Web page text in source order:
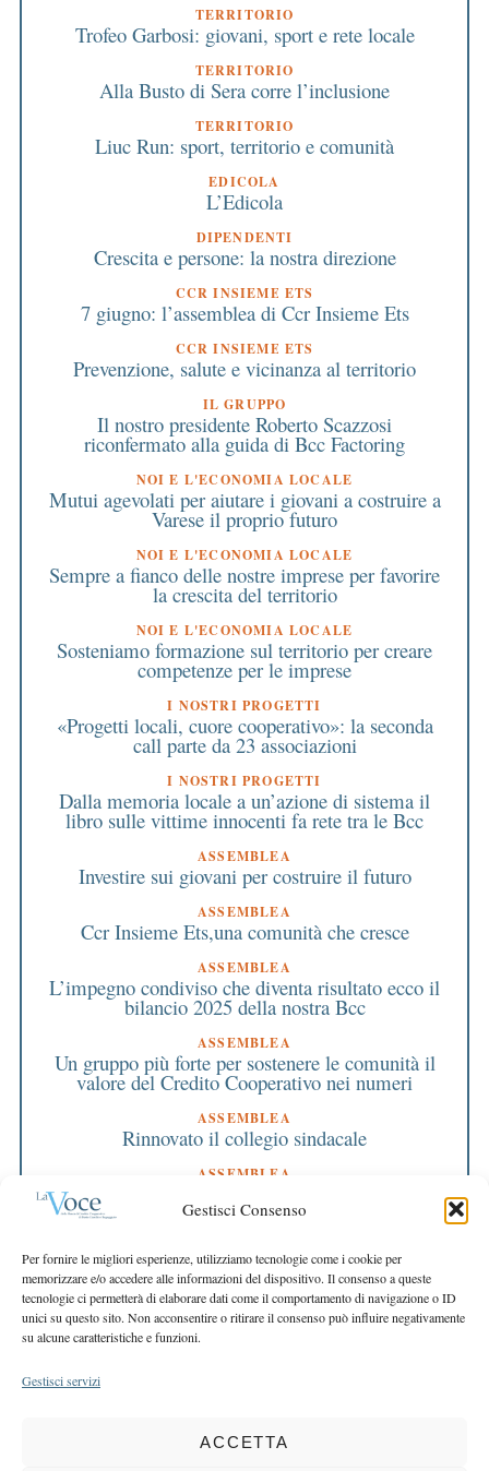
Gestisci Consenso
Per fornire le migliori esperienze, utilizziamo tecnologie come i cookie per
memorizzare e/o accedere alle informazioni del dispositivo. Il consenso a queste
tecnologie ci permetterà di elaborare dati come il comportamento di navigazione o ID
unici su questo sito. Non acconsentire o ritirare il consenso può influire negativamente
su alcune caratteristiche e funzioni.
Gestisci servizi
ACCETTA
TERRITORIO
Trofeo Garbosi: giovani, sport e rete locale
TERRITORIO
Alla Busto di Sera corre l’inclusione
TERRITORIO
Liuc Run: sport, territorio e comunità
EDICOLA
L’Edicola
DIPENDENTI
Crescita e persone: la nostra direzione
CCR INSIEME ETS
7 giugno: l’assemblea di Ccr Insieme Ets
CCR INSIEME ETS
Prevenzione, salute e vicinanza al territorio
IL GRUPPO
Il nostro presidente Roberto Scazzosi
riconfermato alla guida di Bcc Factoring
NOI E L'ECONOMIA LOCALE
Mutui agevolati per aiutare i giovani a costruire a
Varese il proprio futuro
NOI E L'ECONOMIA LOCALE
Sempre a fianco delle nostre imprese per favorire
la crescita del territorio
NOI E L'ECONOMIA LOCALE
Sosteniamo formazione sul territorio per creare
competenze per le imprese
I NOSTRI PROGETTI
«Progetti locali, cuore cooperativo»: la seconda
call parte da 23 associazioni
I NOSTRI PROGETTI
Dalla memoria locale a un’azione di sistema il
libro sulle vittime innocenti fa rete tra le Bcc
ASSEMBLEA
Investire sui giovani per costruire il futuro
ASSEMBLEA
Ccr Insieme Ets,una comunità che cresce
ASSEMBLEA
L’impegno condiviso che diventa risultato ecco il
bilancio 2025 della nostra Bcc
ASSEMBLEA
Un gruppo più forte per sostenere le comunità il
valore del Credito Cooperativo nei numeri
ASSEMBLEA
Rinnovato il collegio sindacale
ASSEMBLEA
Bilancio approvato all’unanimità e 2 milioni
destinati al territorio
EDITORIALE DIRETTORE
Crescere restando riconoscibili
EDITORIALE PRESIDENTE
Costruire futuro insieme
COPYRIGHT 2025 LA VOCE |PRIVACY